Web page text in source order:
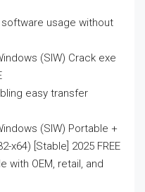
usage without
(SIW) Crack exe
easy transfer
(SIW) Portable +
x64) [Stable] 2025 FREE
with OEM, retail, and